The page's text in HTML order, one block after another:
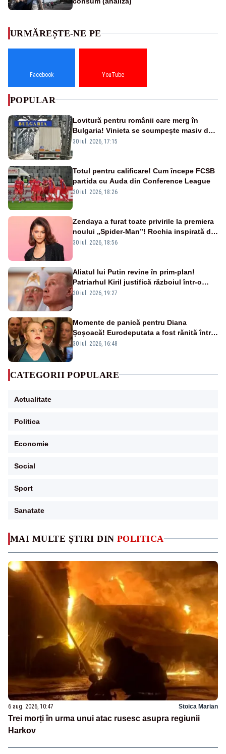
MAI MULTE ȘTIRI DIN POLITICA
6 aug. 2026, 10:47 Stoica Marian
Trei morți în urma unui atac rusesc asupra regiunii
Harkov
URMĂREȘTE-NE PE
Facebook YouTube
POPULAR
Lovitură pentru românii care merg în
Bulgaria! Vinieta se scumpește masiv de
la 1 august
30 iul. 2026, 17:15
Totul pentru calificare! Cum începe FCSB
partida cu Auda din Conference League
30 iul. 2026, 18:26
Zendaya a furat toate privirile la premiera
noului „Spider-Man”! Rochia inspirată de
pânza de păianjen a făcut senzație
30 iul. 2026, 18:56
Aliatul lui Putin revine în prim-plan!
Patriarhul Kiril justifică războiul într-o
nouă carte
30 iul. 2026, 19:27
Momente de panică pentru Diana
Șoșoacă! Eurodeputata a fost rănită într-
un accident rutier
30 iul. 2026, 16:48
CATEGORII POPULARE
Actualitate
Politica
Economie
Social
Sport
Sanatate